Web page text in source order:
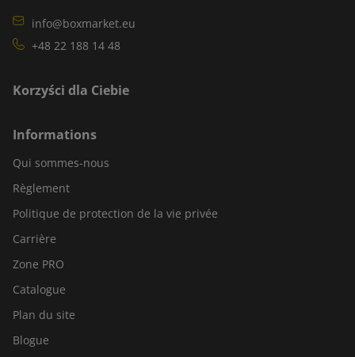
info@boxmarket.eu
+48 22 188 14 48
Korzyści dla Ciebie
Informations
Qui sommes-nous
Règlement
Politique de protection de la vie privée
Carrière
Zone PRO
Catalogue
Plan du site
Blogue